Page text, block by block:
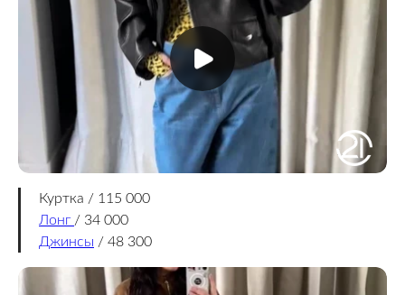
Куртка / 115 000
Лонг / 34 000
Джинсы / 48 300